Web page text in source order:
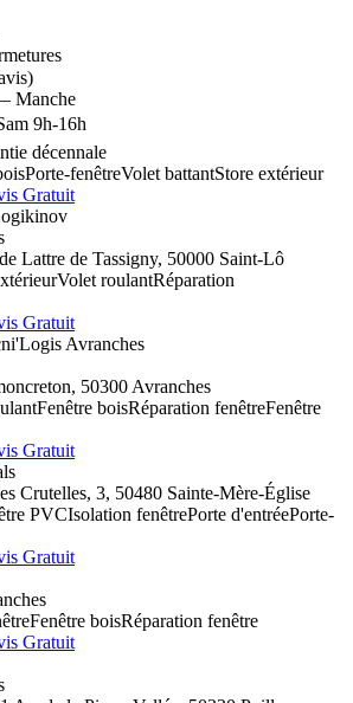
Manche
9h-16h
décennale
Porte-fenêtreVolet battantStore extérieur
Gratuit
Lattre de Tassigny, 50000 Saint-Lô
Volet roulantRéparation
Gratuit
Avranches
50300 Avranches
Fenêtre boisRéparation fenêtreFenêtre
Gratuit
Crutelles, 3, 50480 Sainte-Mère-Église
PVCIsolation fenêtrePorte d'entréePorte-
Gratuit
Fenêtre boisRéparation fenêtre
Gratuit